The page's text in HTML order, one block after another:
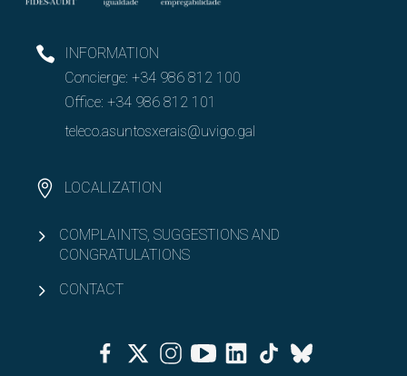
INFORMATION
Concierge: +34 986 812 100
Office: +34 986 812 101
teleco.asuntosxerais@uvigo.gal
LOCALIZATION
COMPLAINTS, SUGGESTIONS AND
CONGRATULATIONS
CONTACT
FacebookTwitterInstagramYoutubeLinkedinTiktok
Bluesky